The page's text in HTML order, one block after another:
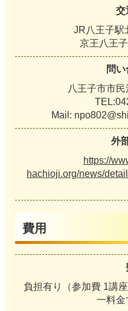
交
JR八王子駅
京王八王
問
八王子市市
Mail:
外
https://
hachioji.org/news/
費用
負担有り（参加費 1講
一料金